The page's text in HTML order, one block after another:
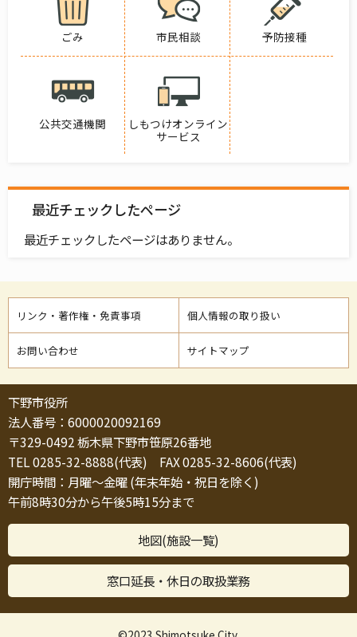
ごみ 市民相談 予防接種
公共交通機関
しもつけオンライン
サービス
最近チェックしたページ
最近チェックしたページはありません。
リンク・著作権・免責事項 個人情報の取り扱い
お問い合わせ サイトマップ
下野市役所
法人番号：6000020092169
〒329-0492 栃木県下野市笹原26番地
TEL 0285-32-8888(代表) FAX 0285-32-8606(代表)
開庁時間：月曜～金曜 (年末年始・祝日を除く)
午前8時30分から午後5時15分まで
地図(施設一覧)
窓口延長・休日の取扱業務